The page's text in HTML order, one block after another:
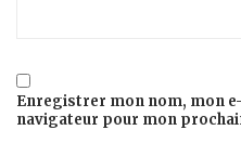
Enregistrer mon nom, mon
navigateur pour mon